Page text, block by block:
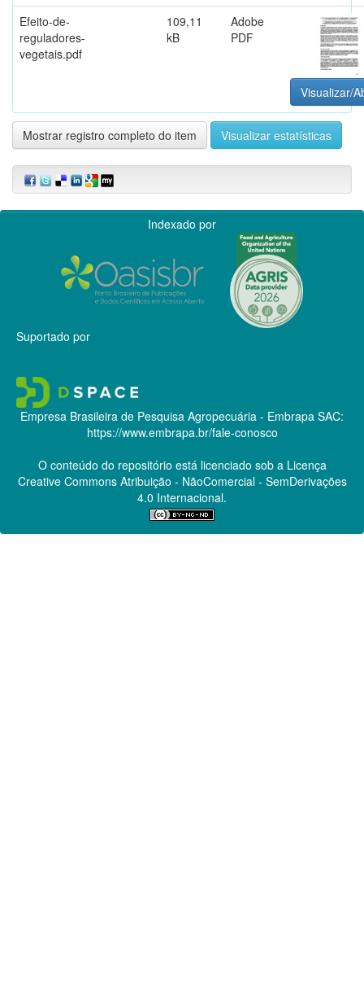
Efeito-de-
reguladores-
vegetais.pdf
109,11
kB
Adobe
PDF
Visualizar/
Mostrar registro completo do item Visualizar estatísticas
Indexado por
Suportado por
Empresa Brasileira de Pesquisa Agropecuária - Embrapa SAC:
https://www.embrapa.br/fale-conosco
O conteúdo do repositório está licenciado sob a Licença
Creative CommonsAtribuição - NãoComercial - SemDerivações
4.0 Internacional.